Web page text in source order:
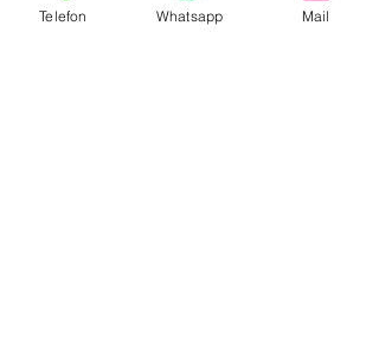
PERSÖNLICHE BERATUNG
Telefon Whatsapp Mail